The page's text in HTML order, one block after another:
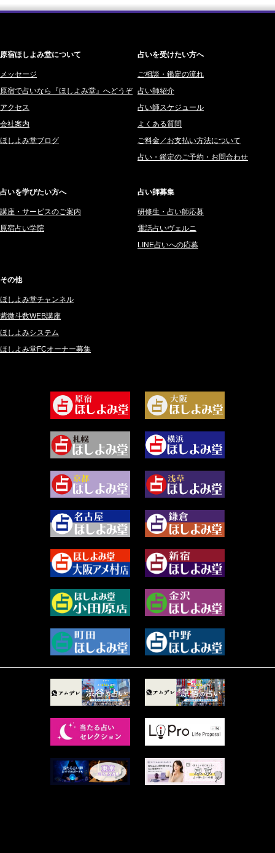
2026/08/07
橘メルロ (7)
鈴喜みわこ (8)
鯖ノ実 ソニン (19)
愛音ソナタ (16)
紫村 明世 (34)
サーペント (92)
さてら (94)
桜望巴千 (270)
綺咲みゆき (22)
比呂 酒井 (59)
ロザリン (157)
坂宮 鈴果 (82)
尾羽奈美海 (95)
藻那ムール (2)
白丸モカ (180)
水浅葱 旬時 (150)
阿佐霧 峰麿 (37)
源 彩乃 (65)
美月マーシャ (212)
芽百マミム (741)
真巳華 - Mamika - (268)
プラタ 真寿 (165)
紅月Luru (5)
ルーカス伽豆海 (1111)
木杉泉風 (116)
桐野有民 (31)
月夜巳キメラ (4)
菊地柚姫 (78)
2025年12月 (201)
2025年11月 (252)
2025年10月 (242)
2025年9月 (196)
2025年8月 (182)
2024年12月 (57)
2024年11月 (38)
2024年10月 (36)
2024年9月 (39)
2024年8月 (45)
2024年5月 (92)
2024年3月 (49)
2024年2月 (40)
2024年1月 (63)
2023年12月 (86)
2023年11月 (67)
2023年10月 (36)
2023年9月 (37)
2023年8月 (46)
2023年7月 (59)
2023年6月 (73)
2023年5月 (67)
2023年4月 (73)
2023年2月 (99)
2022年12月 (72)
2022年11月 (72)
2022年9月 (85)
原宿ほしよみ堂について
メッセージ
原宿で占いなら『ほしよみ堂』へどうぞ
アクセス
会社案内
ほしよみ堂ブログ
占いを受けたい方へ
ご相談・鑑定の流れ
占い師紹介
占い師スケジュール
よくある質問
ご料金／お支払い方法について
占い・鑑定のご予約・お問合わせ
占いを学びたい方へ
講座・サービスのご案内
原宿占い学院
占い師募集
研修生・占い師応募
電話占いヴェルニ
LINE占いへの応募
その他
ほしよみ堂チャンネル
紫微斗数WEB講座
ほしよみシステム
ほしよみ堂FCオーナー募集